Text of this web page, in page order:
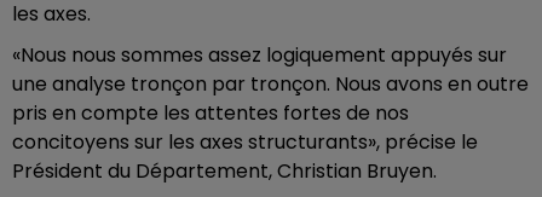
les axes.
«Nous nous sommes assez logiquement appuyés sur
une analyse tronçon par tronçon. Nous avons en outre
pris en compte les attentes fortes de nos
concitoyens sur les axes structurants», précise le
Président du Département, Christian Bruyen.